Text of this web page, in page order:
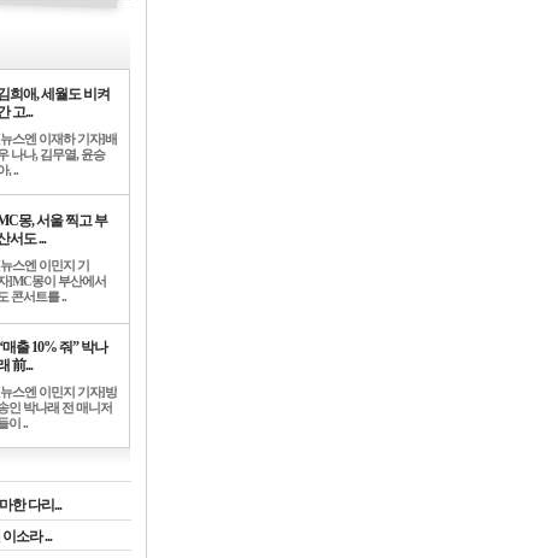
희애, 세월도 비켜
고...
스엔 이재하 기자]배
나나, 김무열, 윤승
, ..
몽, 서울 찍고 부
서도 ...
스엔 이민지 기
]MC몽이 부산에서
도 콘서트를 ..
매출 10% 줘” 박나
前...
스엔 이민지 기자]방
인 박나래 전 매니저
이 ..
한 다리...
소라 ...